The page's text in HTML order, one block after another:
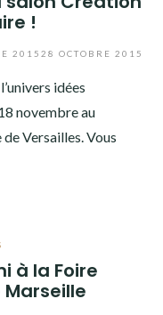
!
2015 28 OCTOBRE 2015
idées
novembre au
Versailles. Vous
à la Foire